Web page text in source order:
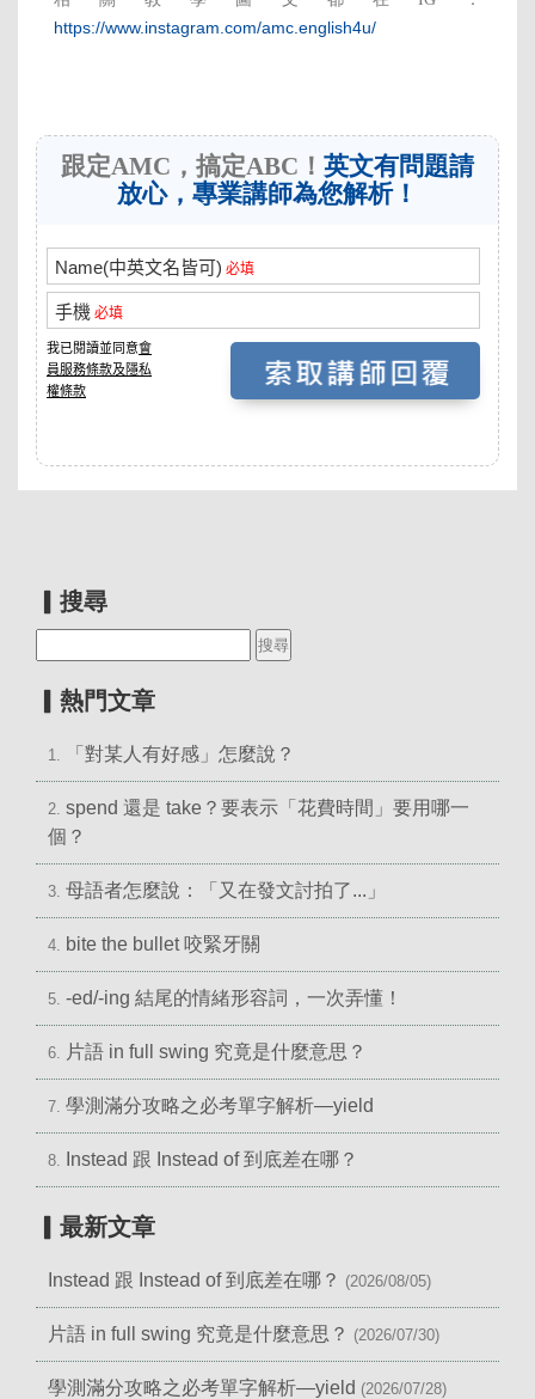
https://www.instagram.com/amc.english4u/
跟定AMC，搞定ABC！ 英文有問題請
放心，專業講師為您解析！
▎搜尋
▎熱門文章
1. 「對某人有好感」怎麼說？
2. spend 還是 take？要表示「花費時間」要用哪一
個？
3. 母語者怎麼說：「又在發文討拍了...」
4. bite the bullet 咬緊牙關
5. -ed/-ing 結尾的情緒形容詞，一次弄懂！
6. 片語 in full swing 究竟是什麼意思？
7. 學測滿分攻略之必考單字解析—yield
8. Instead 跟 Instead of 到底差在哪？
▎最新文章
Instead 跟 Instead of 到底差在哪？ (2026/08/05)
片語 in full swing 究竟是什麼意思？ (2026/07/30)
學測滿分攻略之必考單字解析—yield (2026/07/28)